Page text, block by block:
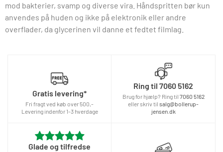
mod bakterier, svamp og diverse vira. Håndspritten bør kun
anvendes på huden og ikke på elektronik eller andre
overflader, da glycerinen vil danne et fedtet filmlag.
Gratis levering*
Fri fragt ved køb over 500,-
Levering indenfor 1-3 hverdage
Ring til 7060 5162
Brug for hjælp? Ring til 7060 5162
eller skriv til salg@bollerup-
jensen.dk
Glade og tilfredse